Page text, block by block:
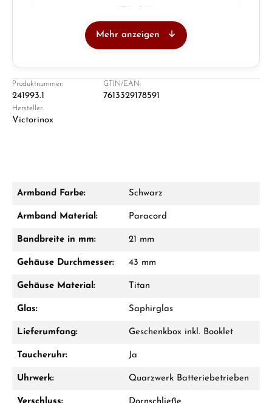
Ladengeschäft in Solingen
Damon Reiners
WhatsApp Chat
Geschenk im Warenkorb.
GESCHENKE ANSEHEN
Mehr anzeigen
Produktnummer:
241993.1
GTIN/EAN:
7613329178591
Hersteller:
Victorinox
Armband Farbe: Schwarz
Armband Material: Paracord
Bandbreite in mm: 21 mm
Gehäuse Durchmesser: 43 mm
Gehäuse Material: Titan
Glas: Saphirglas
Lieferumfang: Geschenkbox inkl. Booklet
Taucheruhr: Ja
Uhrwerk: Quarzwerk Batteriebetrieben